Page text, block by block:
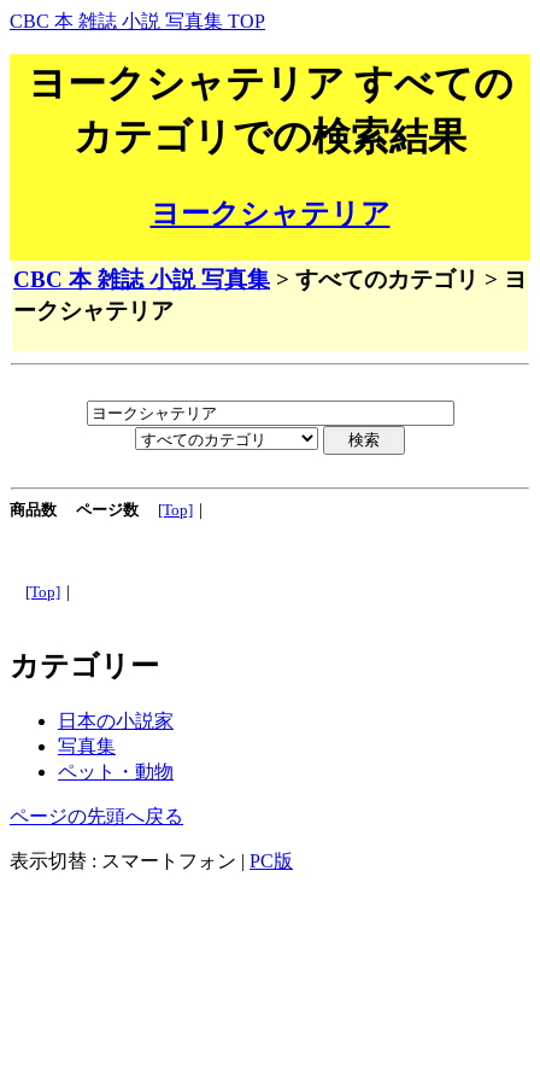
CBC 本 雑誌 小説 写真集 TOP
ヨークシャテリア すべての
カテゴリでの検索結果
ヨークシャテリア
CBC 本 雑誌 小説 写真集 > すべてのカテゴリ > ヨ
ークシャテリア
商品数 ページ数 [Top] ｜
[Top] ｜
カテゴリー
日本の小説家
写真集
ペット・動物
ページの先頭へ戻る
表示切替 : スマートフォン | PC版